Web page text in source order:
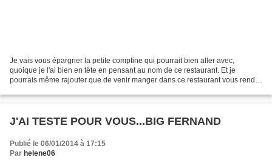
Je vais vous épargner la petite comptine qui pourrait bien aller avec,
quoique je l'ai bien en tête en pensant au nom de ce restaurant. Et je
pourrais même rajouter que de venir manger dans ce restaurant vous rendra
J'AI TESTE POUR VOUS...BIG FERNAND
Publié le 06/01/2014 à 17:15
Par helene06